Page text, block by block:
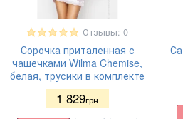
Отзывы: 0
Сорочка приталенная с
чашечками Wilma Chemise,
белая, трусики в комплекте
1 829грн